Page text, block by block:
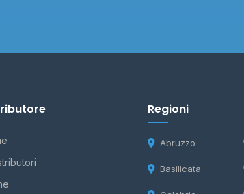
Regioni
Abruzzo
Basilicata